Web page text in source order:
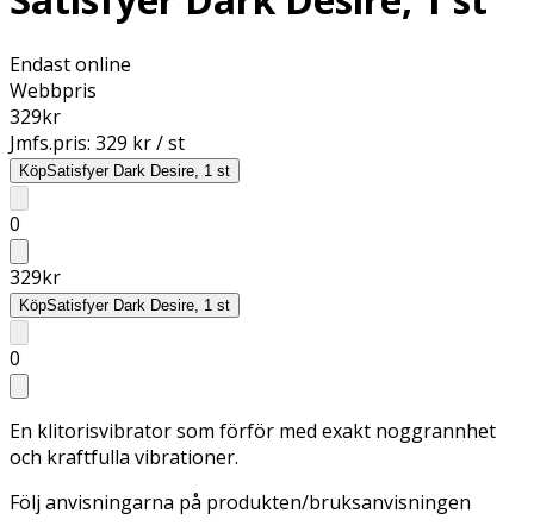
Endast online
Webbpris
329kr
Jmfs.pris: 329 kr / st
KöpSatisfyer Dark Desire, 1 st
0
329kr
KöpSatisfyer Dark Desire, 1 st
0
En klitorisvibrator som förför med exakt noggrannhet
och kraftfulla vibrationer.
Följ anvisningarna på produkten/bruksanvisningen